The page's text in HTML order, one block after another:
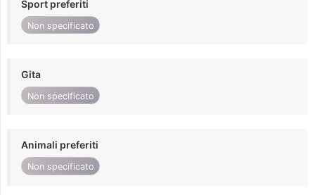
Sport preferiti
Non specificato
Gita
Non specificato
Animali preferiti
Non specificato